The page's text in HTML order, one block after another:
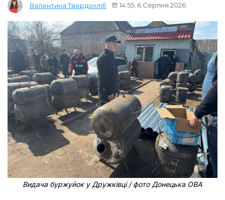
Валентина Твердохліб 14:55, 6 Серпня 2026
Видача буржуйок у Дружківці / фото Донецька ОВА